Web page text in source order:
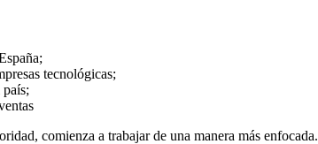
tecnológicas;
comienza a trabajar de una manera más enfocada.